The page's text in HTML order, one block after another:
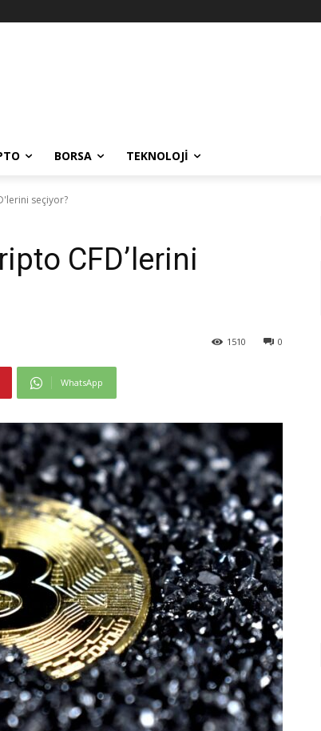
BORSA TEKNOLOJI
seçiyor?
CFD’lerini
0
1510
WhatsApp